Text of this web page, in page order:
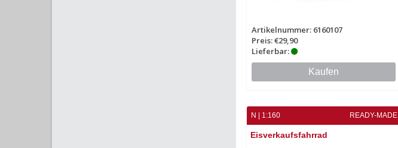
Artikelnummer: 6160107
Preis: €29,90
Lieferbar:
Kaufen
N | 1:160 READY-MADE
Eisverkaufsfahrrad